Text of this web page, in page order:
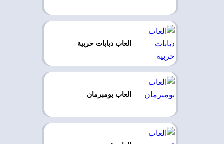
العاب دبابات حربية
العاب بومبرمان